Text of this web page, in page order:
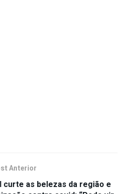
Anterior
curte as belezas da região e